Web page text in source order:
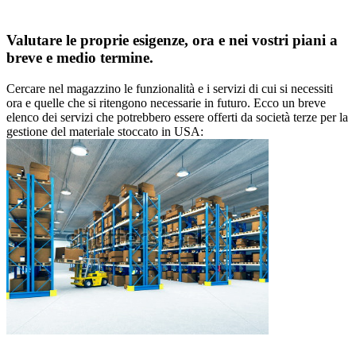
Valutare le proprie esigenze, ora e nei vostri piani a
breve e medio termine.
Cercare nel magazzino le funzionalità e i servizi di cui si necessiti
ora e quelle che si ritengono necessarie in futuro. Ecco un breve
elenco dei servizi che potrebbero essere offerti da società terze per la
gestione del materiale stoccato in USA: